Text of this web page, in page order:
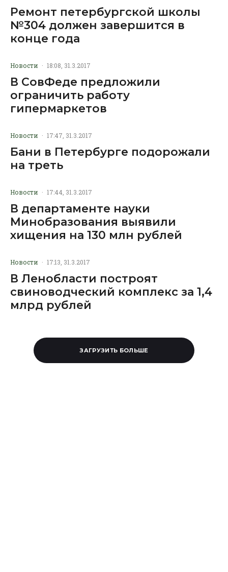
Ремонт петербургской школы
№304 должен завершится в
конце года
Новости · 18:08, 31.3.2017
В СовФеде предложили
ограничить работу
гипермаркетов
Новости · 17:47, 31.3.2017
Бани в Петербурге подорожали
на треть
Новости · 17:44, 31.3.2017
В департаменте науки
Минобразования выявили
хищения на 130 млн рублей
Новости · 17:13, 31.3.2017
В Ленобласти построят
свиноводческий комплекс за 1,4
млрд рублей
ЗАГРУЗИТЬ БОЛЬШЕ